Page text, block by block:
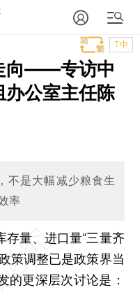
T中
向——专访中
办公室主任陈
不是大幅减少粮食生
率
量、进口量“三量齐
策调整已是政策界当
的更深层次讨论是：